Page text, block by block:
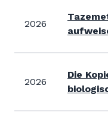
2026
2026
Die